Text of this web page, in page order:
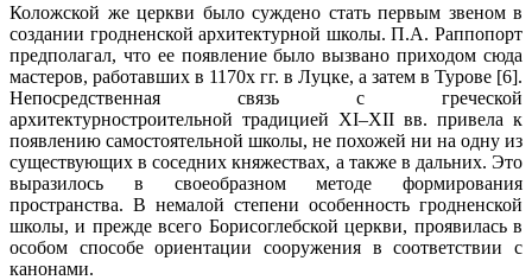
Коложской же церкви было суждено стать первым звеном в
создании гродненской архитектурной школы. П.А. Раппопорт
предполагал, что ее появление было вызвано приходом сюда
мастеров, работавших в 1170х гг. в Луцке, а затем в Турове [6].
Непосредственная связь с греческой
архитектурностроительной традицией XI–XII вв. привела к
появлению самостоятельной школы, не похожей ни на одну из
существующих в соседних княжествах, а также в дальних. Это
выразилось в своеобразном методе формирования
пространства. В немалой степени особенность гродненской
школы, и прежде всего Борисоглебской церкви, проявилась в
особом способе ориентации сооружения в соответствии с
канонами.